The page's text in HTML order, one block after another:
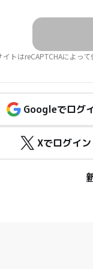
イトはreCAPTCHAによっ
Googleでログ
Xでログイン